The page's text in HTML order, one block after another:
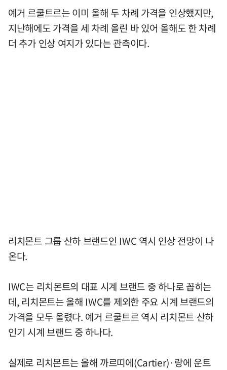
예거 르쿨트르는 이미 올해 두 차례 가격을 인상했지만,
지난해에도 가격을 세 차례 올린 바 있어 올해도 한 차례
더 추가 인상 여지가 있다는 관측이다.
리치몬트 그룹 산하 브랜드인 IWC 역시 인상 전망이 나
온다.
IWC는 리치몬트의 대표 시계 브랜드 중 하나로 꼽히는
데, 리치몬트는 올해 IWC를 제외한 주요 시계 브랜드의
가격을 모두 올렸다. 예거 르쿨트르 역시 리치몬트 산하
인기 시계 브랜드 중 하나다.
실제로 리치몬트는 올해 까르띠에(Cartier)·랑에 운트